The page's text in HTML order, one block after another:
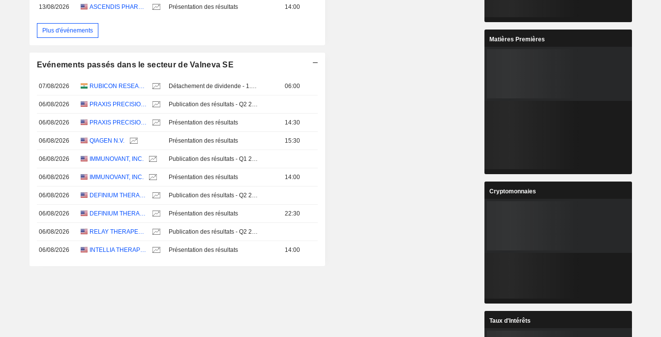
13/08/2026 ASCENDIS PHARMA A/S Présentation des résultats 14:00
Plus d'événements
Evénements passés dans le secteur de Valneva SE
07/08/2026 RUBICON RESEARCH LIMITED Détachement de dividende - 1.5 INR 06:00
06/08/2026 PRAXIS PRECISION MEDICINES, INC. Publication des résultats - Q2 2026
06/08/2026 PRAXIS PRECISION MEDICINES, INC. Présentation des résultats 14:30
06/08/2026 QIAGEN N.V. Présentation des résultats 15:30
06/08/2026 IMMUNOVANT, INC. Publication des résultats - Q1 2027
06/08/2026 IMMUNOVANT, INC. Présentation des résultats 14:00
06/08/2026 DEFINIUM THERAPEUTICS, INC. Publication des résultats - Q2 2026
06/08/2026 DEFINIUM THERAPEUTICS, INC. Présentation des résultats 22:30
06/08/2026 RELAY THERAPEUTICS, INC. Publication des résultats - Q2 2026
06/08/2026 INTELLIA THERAPEUTICS, INC. Présentation des résultats 14:00
Matières Premières
Cryptomonnaies
Taux d'Intérêts